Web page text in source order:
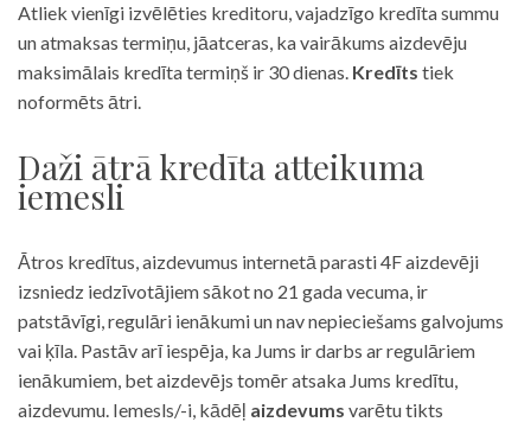
Atliek vienīgi izvēlēties kreditoru, vajadzīgo kredīta summu
un atmaksas termiņu, jāatceras, ka vairākums aizdevēju
maksimālais kredīta termiņš ir 30 dienas. Kredīts tiek
noformēts ātri.
Daži ātrā kredīta atteikuma
iemesli
Ātros kredītus, aizdevumus internetā parasti 4F aizdevēji
izsniedz iedzīvotājiem sākot no 21 gada vecuma, ir
patstāvīgi, regulāri ienākumi un nav nepieciešams galvojums
vai ķīla. Pastāv arī iespēja, ka Jums ir darbs ar regulāriem
ienākumiem, bet aizdevējs tomēr atsaka Jums kredītu,
aizdevumu. Iemesls/-i, kādēļ aizdevums varētu tikts